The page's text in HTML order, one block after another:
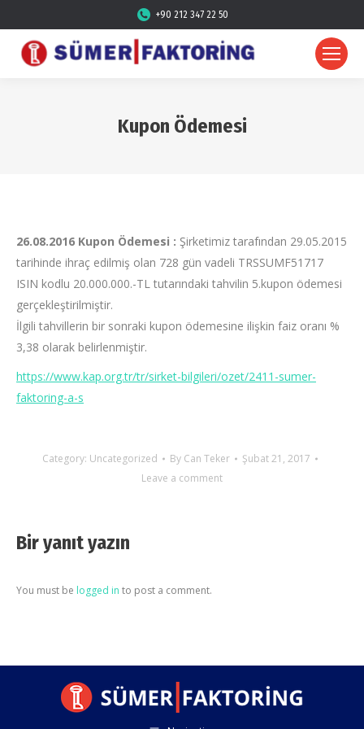
+90 212 347 22 50
Kupon Ödemesi
26.08.2016 Kupon Ödemesi : Şirketimiz tarafından 29.05.2015
tarihinde ihraç edilmiş olan 728 gün vadeli TRSSUMF51717
ISIN kodlu 20.000.000.-TL tutarındaki tahvilin 5.kupon ödemesi
gerçekleştirilmiştir.
İlgili tahvillerin bir sonraki kupon ödemesine ilişkin faiz oranı %
3,38 olarak belirlenmiştir.
https://www.kap.org.tr/tr/sirket-bilgileri/ozet/2411-sumer-
faktoring-a-s
Category: Uncategorized By Can Teker
Şubat 21, 2017
Leave a comment
Bir yanıt yazın
You must be logged in to post a comment.